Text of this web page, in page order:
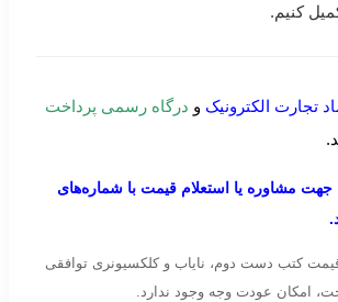
کنیم.
تجارت الکترونیک و درگاه رسمی پرداخت
جهت مشاوره یا استعلام قیمت با شماره‌های
کتب دست دوم، نایاب و کلکسیونری توافقی
امکان عودت وجه وجود ندارد.